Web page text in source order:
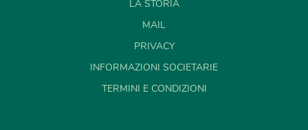
LA STORIA
MAIL
PRIVACY
INFORMAZIONI SOCIETARIE
TERMINI E CONDIZIONI